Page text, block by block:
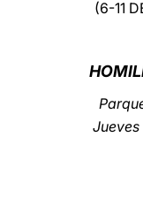
(6-11
Jueves